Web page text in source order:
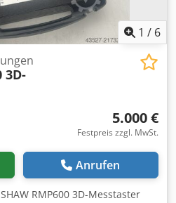
1 / 6
3D-
5.000 €
Festpreis zzgl. MwSt.
Anrufen
RMP600 3D-Messtaster